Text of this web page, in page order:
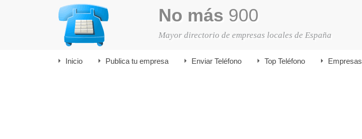
No más 900
Mayor directorio de empresas locales de España
Inicio Publica tu empresa Enviar Teléfono Top Teléfono Empresas